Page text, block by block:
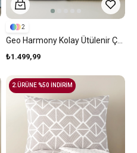
₺1.499,99
2
2.ÜRÜNE %50 İNDİRİM